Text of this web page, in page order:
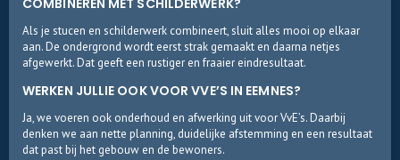
COMBINEREN MET SCHILDERWERK?
Als je stucen en schilderwerk combineert, sluit alles mooi op elkaar
aan. De ondergrond wordt eerst strak gemaakt en daarna netjes
afgewerkt. Dat geeft een rustiger en fraaier eindresultaat.
WERKEN JULLIE OOK VOOR VVE’S IN EEMNES?
Ja, we voeren ook onderhoud en afwerking uit voor VvE’s. Daarbij
denken we aan nette planning, duidelijke afstemming en een resultaat
dat past bij het gebouw en de bewoners.